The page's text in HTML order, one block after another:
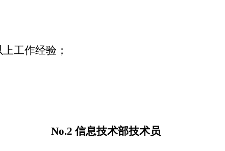
工作经验；
No.2 信息技术部技术员